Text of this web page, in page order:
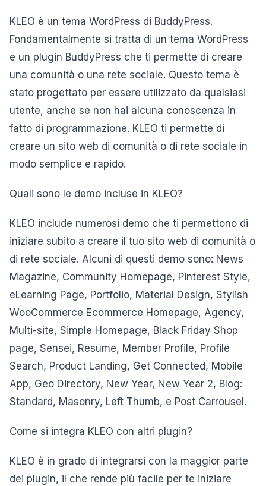
KLEO è un tema WordPress di BuddyPress.
Fondamentalmente si tratta di un tema WordPress
e un plugin BuddyPress che ti permette di creare
una comunità o una rete sociale. Questo tema è
stato progettato per essere utilizzato da qualsiasi
utente, anche se non hai alcuna conoscenza in
fatto di programmazione. KLEO ti permette di
creare un sito web di comunità o di rete sociale in
modo semplice e rapido.
Quali sono le demo incluse in KLEO?
KLEO include numerosi demo che ti permettono di
iniziare subito a creare il tuo sito web di comunità o
di rete sociale. Alcuni di questi demo sono: News
Magazine, Community Homepage, Pinterest Style,
eLearning Page, Portfolio, Material Design, Stylish
WooCommerce Ecommerce Homepage, Agency,
Multi-site, Simple Homepage, Black Friday Shop
page, Sensei, Resume, Member Profile, Profile
Search, Product Landing, Get Connected, Mobile
App, Geo Directory, New Year, New Year 2, Blog:
Standard, Masonry, Left Thumb, e Post Carrousel.
Come si integra KLEO con altri plugin?
KLEO è in grado di integrarsi con la maggior parte
dei plugin, il che rende più facile per te iniziare